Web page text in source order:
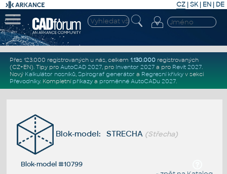
CZ | SK| EN | DE
Přes 123.000 registrovaných u nás, celkem 1.130.000registrovaných
(CZ+EN). Tipy pro AutoCAD 2027, pro Inventor 2027a pro Revit 2027.
Nový Kalkulátor nosníků, Spirograf generátor a Regresní křivkyv sekci
Převodníky. Kompletní příkazya proměnné AutoCADu 2027.
Blok-model: STRECHA (Střecha)
Blok-model #10799